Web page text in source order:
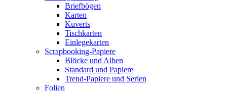
Briefbögen
Karten
Kuverts
Tischkarten
Einlegekarten
Scrapbooking-Papiere
Blöcke und Alben
Standard und Papiere
Trend-Papiere und Serien
Folien